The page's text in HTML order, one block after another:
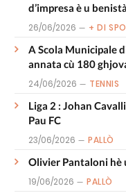
d’impresa è u
26/06/2026 + DI
A Scola Municipale
annata cù 180
24/06/2026 TENNIS
Liga 2 : Johan
Pau FC
23/06/2026 PALLÒ
Olivier Pantaloni hè
19/06/2026 PALLÒ